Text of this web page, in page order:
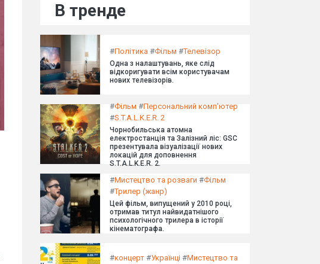
В тренде
#Політика #Фільм #Телевізор
Одна з налаштувань, яке слід
відкоригувати всім користувачам
нових телевізорів.
#Фільм #Персональний комп'ютер
#S.T.A.L.K.E.R. 2
Чорнобильська атомна
електростанція та Залізний ліс: GSC
презентувала візуалізації нових
локацій для доповнення
S.T.A.L.K.E.R. 2.
#Мистецтво та розваги #Фільм
#Трилер (жанр)
Цей фільм, випущений у 2010 році,
отримав титул найвидатнішого
психологічного трилера в історії
кінематографа.
#концерт #Українці #Мистецтво та